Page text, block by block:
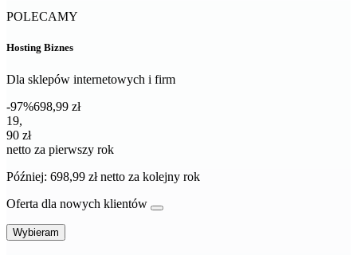
POLECAMY
Hosting Biznes
Dla sklepów internetowych i firm
-97%698,99 zł
19,90 zł netto za pierwszy rok
19,
90 zł
netto za pierwszy rok
Później: 698,99 zł netto za kolejny rok
Oferta dla nowych klientów
Wybieram